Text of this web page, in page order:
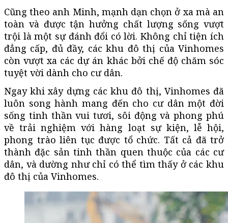
Cũng theo anh Minh, mạnh dạn chọn ở xa mà an
toàn và được tận hưởng chất lượng sống vượt
trội là một sự đánh đổi có lời. Không chỉ tiện ích
đẳng cấp, đủ đầy, các khu đô thị của Vinhomes
còn vượt xa các dự án khác bởi chế độ chăm sóc
tuyệt vời dành cho cư dân.
Ngay khi xây dựng các khu đô thị, Vinhomes đã
luôn song hành mang đến cho cư dân một đời
sống tinh thần vui tươi, sôi động và phong phú
về trải nghiệm với hàng loạt sự kiện, lễ hội,
phong trào liên tục được tổ chức. Tất cả đã trở
thành đặc sản tinh thần quen thuộc của các cư
dân, và dường như chỉ có thể tìm thấy ở các khu
đô thị của Vinhomes.